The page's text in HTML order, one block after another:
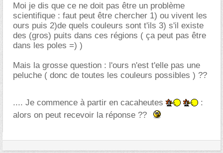
Moi je dis que ce ne doit pas être un problème
scientifique : faut peut être chercher 1) ou vivent les
ours puis 2)de quels couleurs sont t'ils 3) s'il existe
des (gros) puits dans ces régions ( ça peut pas être
dans les poles =) )
Mais la grosse question : l'ours n'est t'elle pas une
peluche ( donc de toutes les couleurs possibles ) ??
.... Je commence à partir en cacaheutes
:
alors on peut recevoir la réponse ??